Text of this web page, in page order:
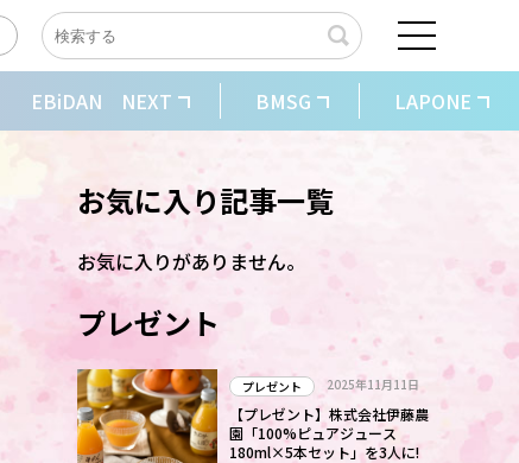
EBiDAN NEXT BMSG LAPONE
お気に入り記事一覧
お気に入りがありません。
プレゼント
プレゼント 2025年11月11日
【プレゼント】株式会社伊藤農
園「100%ピュアジュース
180ml×5本セット」を3人に!